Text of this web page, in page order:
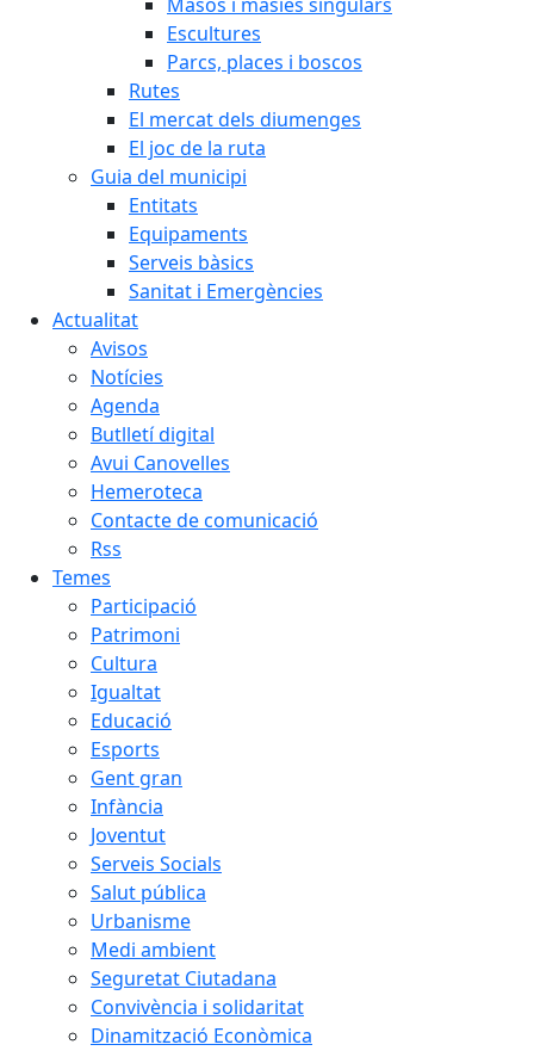
Escultures
Parcs, places i boscos
Rutes
El mercat dels diumenges
El joc de la ruta
Guia del municipi
Entitats
Equipaments
Serveis bàsics
Sanitat i Emergències
Actualitat
Avisos
Notícies
Agenda
Butlletí digital
Avui Canovelles
Hemeroteca
Contacte de comunicació
Rss
Temes
Participació
Patrimoni
Cultura
Igualtat
Educació
Esports
Gent gran
Infància
Joventut
Serveis Socials
Salut pública
Urbanisme
Medi ambient
Seguretat Ciutadana
Convivència i solidaritat
Dinamització Econòmica